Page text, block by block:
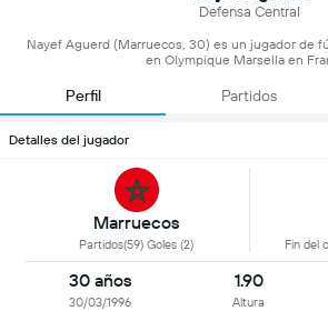
Defensa Central
Nayef Aguerd (Marruecos, 30) es un jugador de
en Olympique Marsella en
Perfil Partidos
Detalles del jugador
Marruecos
Partidos(59) Goles (2) Fin del
30 años
30/03/1996
1.90
Altura